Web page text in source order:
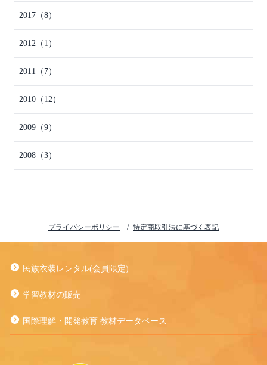
2017 （8）
2012 （1）
2011 （7）
2010 （12）
2009 （9）
2008 （3）
プライバシーポリシー 特定商取引法に基づく表記
民族衣装レンタル(会員限定)
学習教材の販売
国際理解・開発教育 教材データベース